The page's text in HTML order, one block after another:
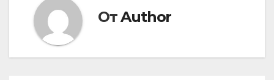
ОтAuthor